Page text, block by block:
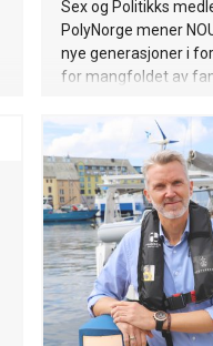
Sex og Politikks
PolyNorge mener
nye generasjoner i
for mangfoldet av